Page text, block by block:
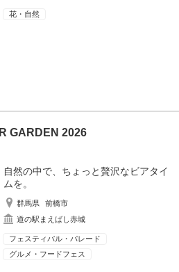
花・自然
GARDEN 2026
自然の中で、ちょっと贅沢なビアタイ
ムを。
群馬県
前橋市
道の駅まえばし赤城
フェスティバル・パレード
グルメ・フードフェス